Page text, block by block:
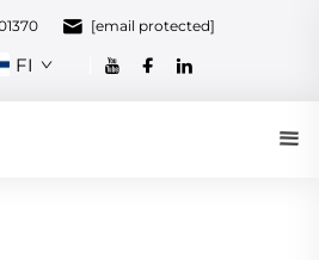
[email protected]
FI